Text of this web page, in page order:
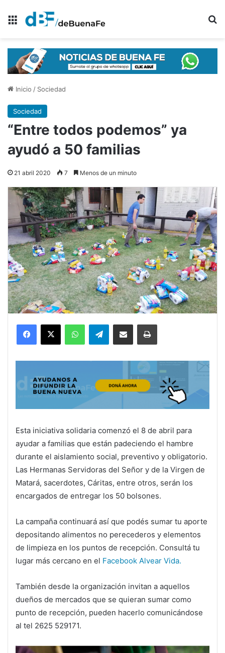
Menú
Inicio / Sociedad
Sociedad
“Entre todos podemos” ya
ayudó a 50 familias
21 abril 2020 7 Menos de un minuto
Telegram
Esta iniciativa solidaria comenzó el 8 de abril para
ayudar a familias que están padeciendo el hambre
durante el aislamiento social, preventivo y obligatorio.
Las Hermanas Servidoras del Señor y de la Virgen de
Matará, sacerdotes, Cáritas, entre otros, serán los
encargados de entregar los 50 bolsones.
La campaña continuará así que podés sumar tu aporte
depositando alimentos no perecederos y elementos
de limpieza en los puntos de recepción. Consultá tu
lugar más cercano en el Facebook Alvear Vida.
También desde la organización invitan a aquellos
dueños de mercados que se quieran sumar como
punto de recepción, pueden hacerlo comunicándose
al tel 2625 529171.